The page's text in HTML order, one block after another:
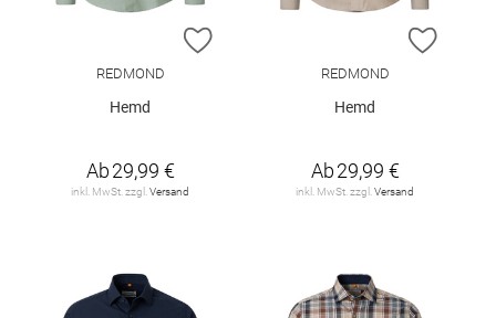
ZUR WUNSCHLISTE HINZUFÜGEN
REDMOND
Hemd
Ab29,99 €
inkl. MwSt. zzgl. Versand
ZUR
REDMOND
Hemd
Ab29,99 €
inkl. MwSt. zzgl. Versand